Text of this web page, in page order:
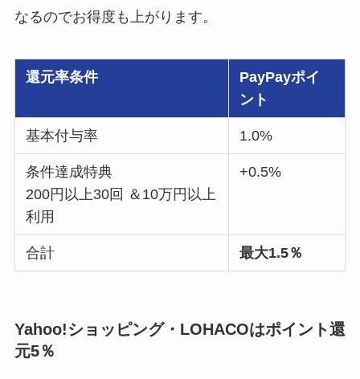
なるのでお得度も上がります。
還元率条件
PayPayポイ
ント
基本付与率 1.0%
条件達成特典
200円以上30回 ＆10万円以上
利用
+0.5%
合計 最大1.5％
Yahoo!ショッピング・LOHACOはポイント還
元5％